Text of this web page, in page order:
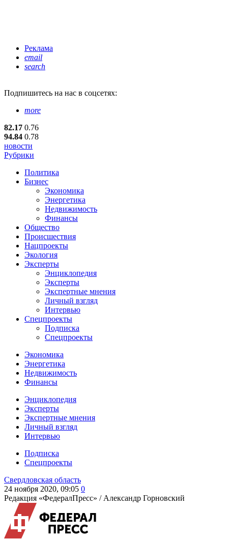
Реклама
email
search
Подпишитесь на нас в соцсетях:
more
82.17 0.76
94.84 0.78
новости
Рубрики
Политика
Бизнес
Экономика
Энергетика
Недвижимость
Финансы
Общество
Происшествия
Нацпроекты
Экология
Эксперты
Энциклопедия
Эксперты
Экспертные мнения
Личный взгляд
Интервью
Спецпроекты
Подписка
Спецпроекты
Экономика
Энергетика
Недвижимость
Финансы
Энциклопедия
Эксперты
Экспертные мнения
Личный взгляд
Интервью
Подписка
Спецпроекты
Свердловская область
24 ноября 2020, 09:05 0
Редакция «ФедералПресс» / Александр Горновский